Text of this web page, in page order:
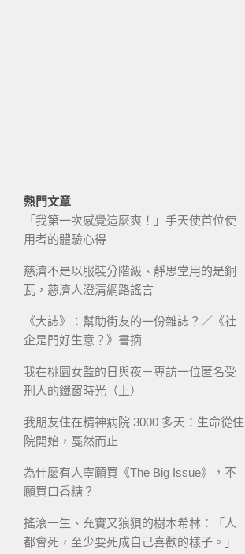
熱門文章
「我第一次感覺這麼爽！」手天使首位使
用者的體驗心得
慈濟不是以服裝分階級、靜思堂用的是銅
瓦，慈濟人澄清網路謠言
《大誌》：幫助街友的一份雜誌？／《社
企是門好生意？》書摘
我在桃園女監的日與夜－專訪一位匿名受
刑人的鐵窗時光（上）
我朋友住在精神病院 3000 多天：生命從住
院開始，戞然而止
為什麼有人寧願買《The Big Issue》，不
願買口香糖？
搖滾一生、充實又狼狽的樹木希林：「人
都會死，至少要死成自己喜歡的樣子。」